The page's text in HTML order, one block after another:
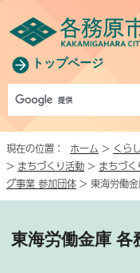
トップページ
現在の位置： ホーム > くら
> まちづくり活動 > まちづ
グ事業 参加団体 > 東海労働
東海労働金庫 各